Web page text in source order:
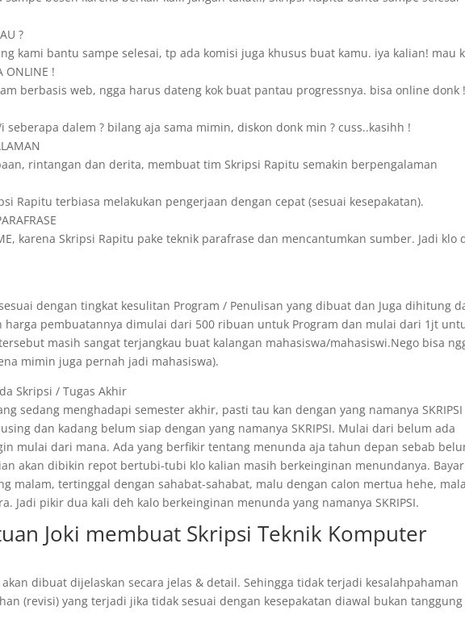
?
kami bantu sampe selesai, tp ada komisi juga khusus buat kamu. iya kalian! mau
ONLINE !
berbasis web, ngga harus dateng kok buat pantau progressnya. bisa online donk !
seberapa dalem ? bilang aja sama mimin, diskon donk min ? cuss..kasihh !
rintangan dan derita, membuat tim Skripsi Rapitu semakin berpengalaman
Rapitu terbiasa melakukan pengerjaan dengan cepat (sesuai kesepakatan).
karena Skripsi Rapitu pake teknik parafrase dan mencantumkan sumber. Jadi klo
dengan tingkat kesulitan Program / Penulisan yang dibuat dan Juga dihitung
harga pembuatannya dimulai dari 500 ribuan untuk Program dan mulai dari 1jt
masih sangat terjangkau buat kalangan mahasiswa/mahasiswi.Nego bisa
mimin juga pernah jadi mahasiswa).
Skripsi / Tugas Akhir
sedang menghadapi semester akhir, pasti tau kan dengan yang namanya SKRIPSI
dan kadang belum siap dengan yang namanya SKRIPSI. Mulai dari belum ada
mulai dari mana. Ada yang berfikir tentang menunda aja tahun depan sebab
akan dibikin repot bertubi-tubi klo kalian masih berkeinginan menundanya. Bayar
malam, tertinggal dengan sahabat-sahabat, malu dengan calon mertua hehe,
Jadi pikir dua kali deh kalo berkeinginan menunda yang namanya SKRIPSI.
Joki membuat Skripsi Teknik Komputer
dibuat dijelaskan secara jelas & detail. Sehingga tidak terjadi kesalahpahaman
(revisi) yang terjadi jika tidak sesuai dengan kesepakatan diawal bukan tanggung